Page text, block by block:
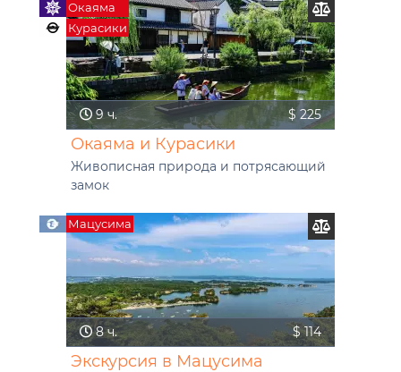
Окаяма
Курасики
9 ч. $ 225
Окаяма и Курасики
Живописная природа и потрясающий
замок
Мацусима
8 ч. $ 114
Экскурсия в Мацусима